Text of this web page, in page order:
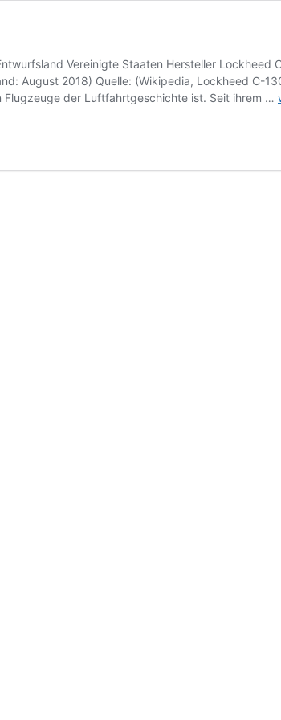
Vereinigte Staaten Hersteller
August 2018) Quelle: (Wikipedia, Lockheed C-
der Luftfahrtgeschichte ist. Seit ihrem …